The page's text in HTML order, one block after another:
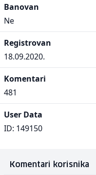
Banovan
Ne
Registrovan
18.09.2020.
Komentari
481
User Data
ID: 149150
Komentari korisnika